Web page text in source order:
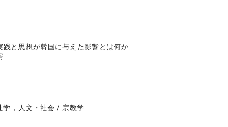
践と思想が韓国に与えた影響とは何か
学，人文・社会 / 宗教学